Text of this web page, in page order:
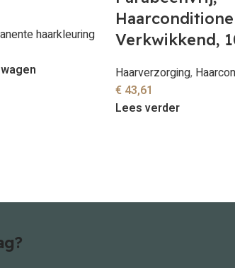
haarkleuring
Verkwikkend,
Haarverzorging,
€ 43,61
Lees verder